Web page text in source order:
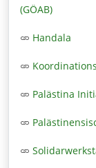
(GÖAB)
Handala
Palästina